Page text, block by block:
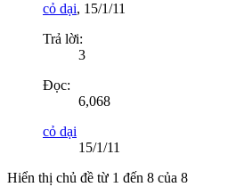
cỏ dại, 15/1/11
Trả lời:
3
Đọc:
6,068
cỏ dại
15/1/11
Hiển thị chủ đề từ 1 đến 8 của 8